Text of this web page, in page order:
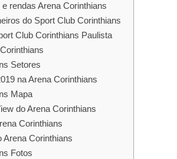
rendas Arena Corinthians
do Sport Club Corinthians
Club Corinthians Paulista
Setores
na Arena Corinthians
Mapa
do Arena Corinthians
Corinthians
Arena Corinthians
Fotos